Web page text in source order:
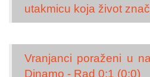
utakmicu koja život
Vranjanci poraženi u
Dinamo - Rad 0:1 (0:0)